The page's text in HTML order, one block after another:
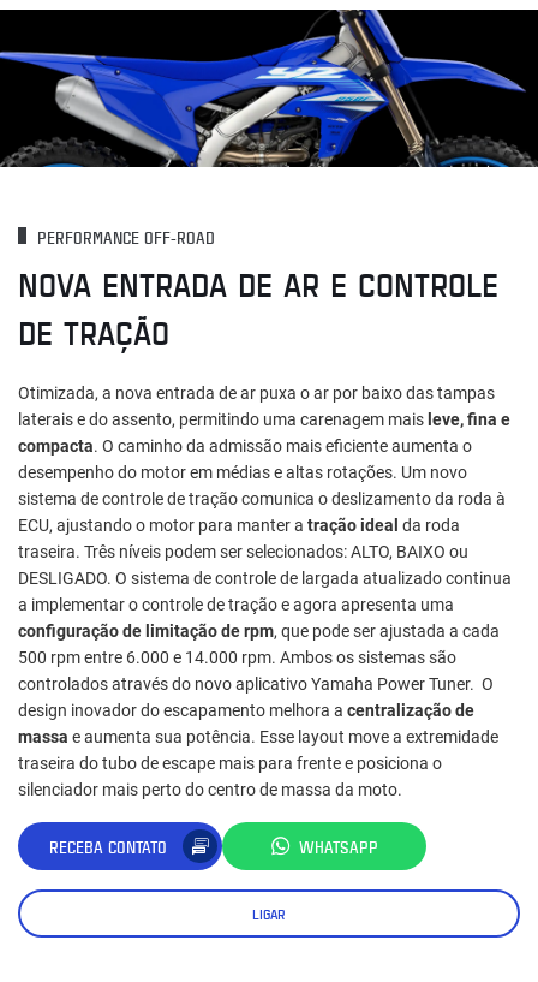
PERFORMANCE OFF-ROAD
NOVA ENTRADA DE AR E CONTROLE
DE TRAÇÃO
Otimizada, a nova entrada de ar puxa o ar por baixo das tampas
laterais e do assento, permitindo uma carenagem mais leve, fina e
compacta. O caminho da admissão mais eficiente aumenta o
desempenho do motor em médias e altas rotações. Um novo
sistema de controle de tração comunica o deslizamento da roda à
ECU, ajustando o motor para manter a tração ideal da roda
traseira. Três níveis podem ser selecionados: ALTO, BAIXO ou
DESLIGADO. O sistema de controle de largada atualizado continua
a implementar o controle de tração e agora apresenta uma
configuração de limitação de rpm, que pode ser ajustada a cada
500 rpm entre 6.000 e 14.000 rpm. Ambos os sistemas são
controlados através do novo aplicativo Yamaha Power Tuner. O
design inovador do escapamento melhora a centralização de
massa e aumenta sua potência. Esse layout move a extremidade
traseira do tubo de escape mais para frente e posiciona o
silenciador mais perto do centro de massa da moto.
RECEBA CONTATO WHATSAPP
LIGAR